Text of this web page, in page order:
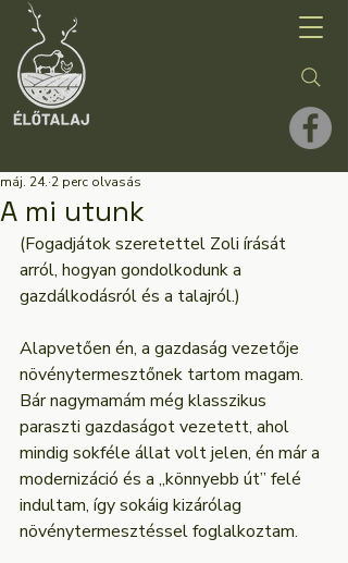
A mi utunk
máj. 24. 2 perc olvasás
(Fogadjátok szeretettel Zoli írását
arról, hogyan gondolkodunk a
gazdálkodásról és a talajról.)
Alapvetően én, a gazdaság vezetője
növénytermesztőnek tartom magam.
Bár nagymamám még klasszikus
paraszti gazdaságot vezetett, ahol
mindig sokféle állat volt jelen, én már a
modernizáció és a „könnyebb út” felé
indultam, így sokáig kizárólag
növénytermesztéssel foglalkoztam.